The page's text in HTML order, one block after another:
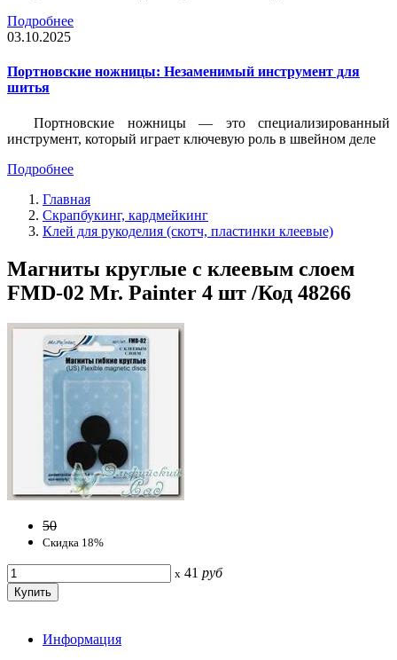
Подробнее
03.10.2025
Портновские ножницы: Незаменимый инструмент для
шитья
Портновские ножницы — это специализированный
инструмент, который играет ключевую роль в швейном деле
Подробнее
Главная
Скрапбукинг, кардмейкинг
Клей для рукоделия (скотч, пластинки клеевые)
Магниты круглые с клеевым слоем
FMD-02 Mr. Painter 4 шт /Код 48266
50
Скидка 18%
x 41 руб
Информация